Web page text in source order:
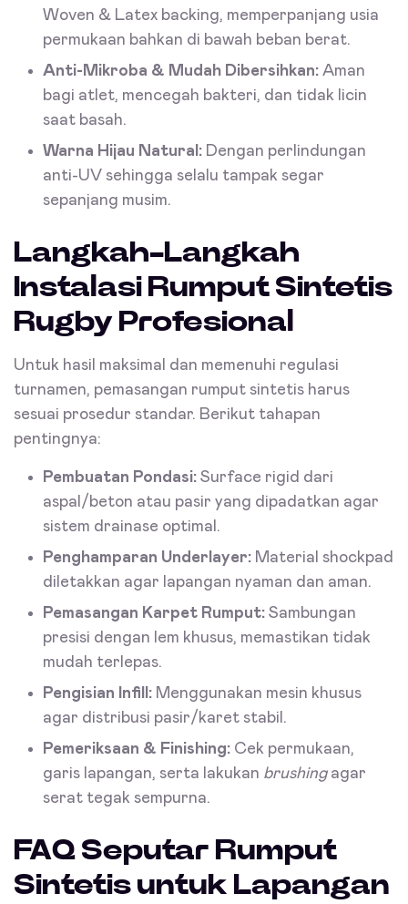
Woven & Latex backing, memperpanjang usia
permukaan bahkan di bawah beban berat.
Anti-Mikroba & Mudah Dibersihkan: Aman
bagi atlet, mencegah bakteri, dan tidak licin
saat basah.
Warna Hijau Natural: Dengan perlindungan
anti-UV sehingga selalu tampak segar
sepanjang musim.
Langkah-Langkah
Instalasi Rumput Sintetis
Rugby Profesional
Untuk hasil maksimal dan memenuhi regulasi
turnamen, pemasangan rumput sintetis harus
sesuai prosedur standar. Berikut tahapan
pentingnya:
Pembuatan Pondasi: Surface rigid dari
aspal/beton atau pasir yang dipadatkan agar
sistem drainase optimal.
Penghamparan Underlayer: Material shockpad
diletakkan agar lapangan nyaman dan aman.
Pemasangan Karpet Rumput: Sambungan
presisi dengan lem khusus, memastikan tidak
mudah terlepas.
Pengisian Infill: Menggunakan mesin khusus
agar distribusi pasir/karet stabil.
Pemeriksaan & Finishing: Cek permukaan,
garis lapangan, serta lakukan brushingagar
serat tegak sempurna.
FAQ Seputar Rumput
Sintetis untuk Lapangan